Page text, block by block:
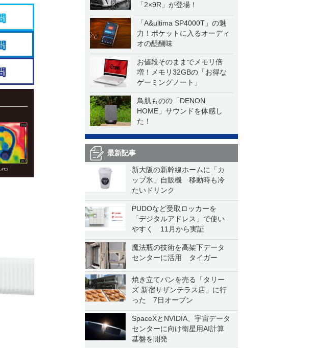
「2×9R」が登場！
「A&ultima SP4000T」の魅
力！ポケットに入るオーディ
オの醍醐味
お値段そのままでメモリ倍
増！メモリ32GBの「お得な
ゲーミングノート」
鳥肌ものの「DENON
HOME」サウンドを体感し
た！
最新記事
新大阪の新幹線ホームに「カ
ップ氷」自販機 移動時も冷
たいドリンク
PUDOなど受取ロッカーを
「デジタルアドレス」で使い
やすく 11月から実証
魔法瓶の技術を高架下データ
センターに活用 タイガー
焼き立てパンを売る「タリー
ズ 新宿サザンテラス店」に行
った 7日オープン
SpaceXとNVIDIA、宇宙データ
センターに向け衛星用AI計算
基盤を開発